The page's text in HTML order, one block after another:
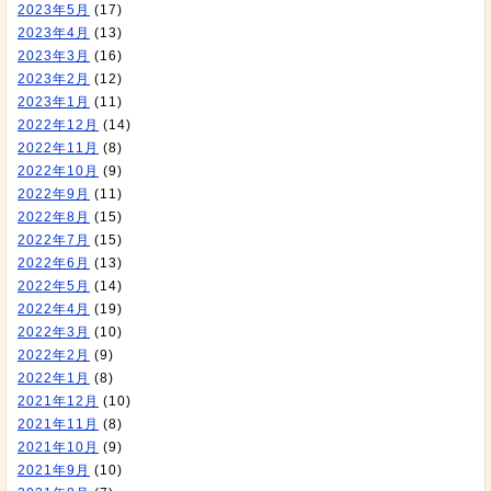
2023年5月 (17)
2023年4月 (13)
2023年3月 (16)
2023年2月 (12)
2023年1月 (11)
2022年12月 (14)
2022年11月 (8)
2022年10月 (9)
2022年9月 (11)
2022年8月 (15)
2022年7月 (15)
2022年6月 (13)
2022年5月 (14)
2022年4月 (19)
2022年3月 (10)
2022年2月 (9)
2022年1月 (8)
2021年12月 (10)
2021年11月 (8)
2021年10月 (9)
2021年9月 (10)